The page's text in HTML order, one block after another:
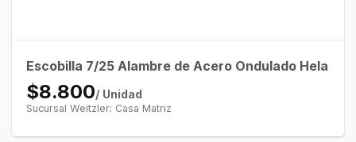
Escobilla 7/25 Alambre de Acero Ondulado Hela
$8.800/ Unidad
Sucursal Weitzler: Casa Matriz